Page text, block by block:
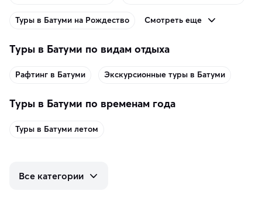
Туры в Батуми на Рождество Смотреть еще
Туры в Батуми по видам отдыха
Рафтинг в Батуми Экскурсионные туры в Батуми
Туры в Батуми по временам года
Туры в Батуми летом
Все категории